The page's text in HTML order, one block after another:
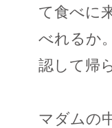
て食べに
べれるか
認して帰
マダムの